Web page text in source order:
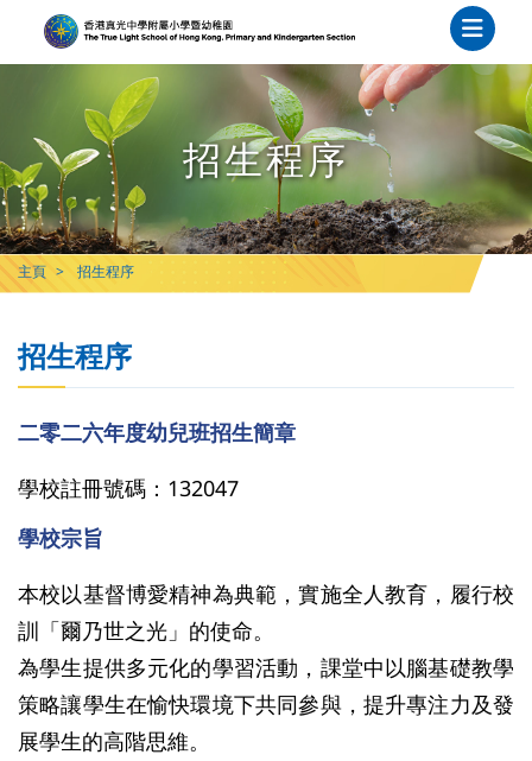
招生程序
主頁 招生程序
招生程序
二零二六年度幼兒班招生簡章
學校註冊號碼：132047
學校宗旨
本校以基督博愛精神為典範，實施全人教育，履行校
訓「爾乃世之光」的使命。
為學生提供多元化的學習活動，課堂中以腦基礎教學
策略讓學生在愉快環境下共同參與，提升專注力及發
展學生的高階思維。